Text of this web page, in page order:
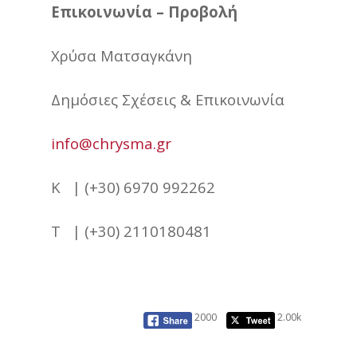
Επικοινωνία – Προβολή
Χρύσα Ματσαγκάνη
Δημόσιες Σχέσεις & Επικοινωνία
info@chrysma.gr
K | (+30) 6970 992262
T | (+30) 2110180481
2000 2.00k